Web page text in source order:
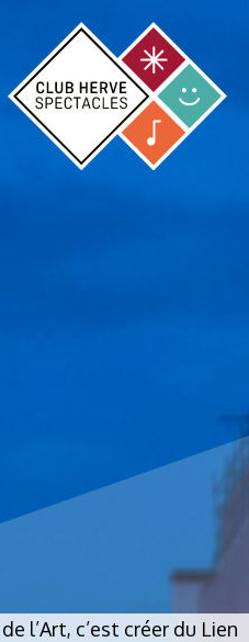
l’Art, c’est créer du Lien